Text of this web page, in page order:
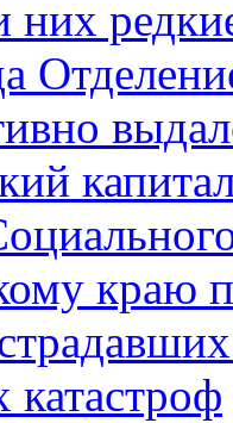
них
краю
катастроф